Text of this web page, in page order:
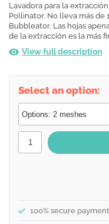
Lavadora para la
Pollinator. No lleva más de
Bubbleator. Las hojas
de la extracción es la más
View full description
Select an option:
100% secure payment